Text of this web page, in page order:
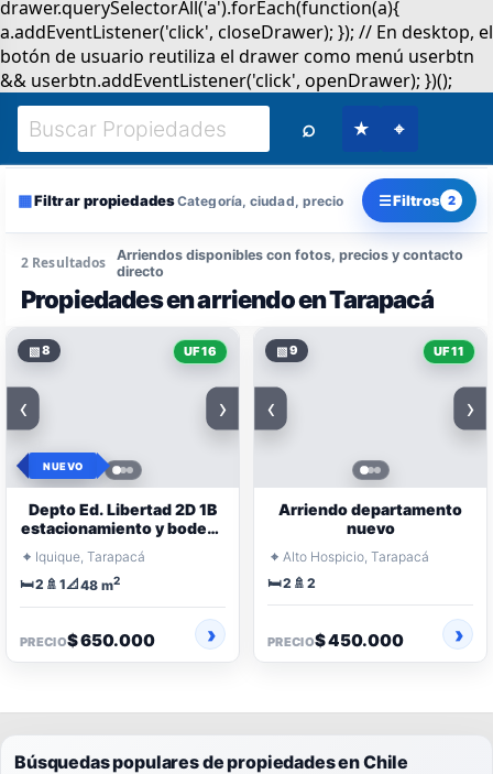
⌕ ★ ⌖
▦Filtrar propiedadesCategoría, ciudad, precio ☰Filtros 2
2 Resultados
Propiedades en arriendo en Tarapacá
Arriendos disponibles con fotos, precios y contacto
directo
▧8 UF 16
NUEVO
‹ ›
Depto Ed. Libertad 2D 1B
estacionamiento y bodega
GC inc.
⌖ Iquique, Tarapacá
🛏️2 🚿 1📐48 m2
PRECIO$ 650.000
▧9 UF 11
‹ ›
Arriendo departamento
nuevo
⌖ Alto Hospicio, Tarapacá
🛏️2 🚿 2
PRECIO$ 450.000
Búsquedas populares de propiedades en Chile